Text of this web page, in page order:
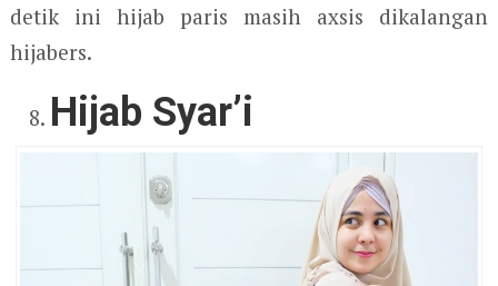
detik ini hijab paris masih axsis dikalangan
hijabers.
Hijab Syar’i